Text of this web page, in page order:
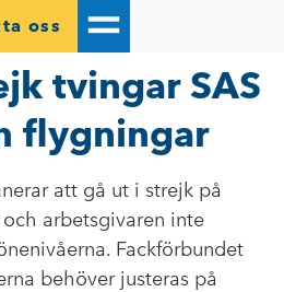
oss
tvingar SAS
flygningar
att gå ut i strejk på
arbetsgivaren inte
Fackförbundet
behöver justeras på